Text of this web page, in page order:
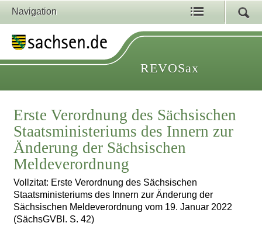
Navigation
REVOSax
Erste Verordnung des Sächsischen
Staatsministeriums des Innern zur
Änderung der Sächsischen
Meldeverordnung
Vollzitat: Erste Verordnung des Sächsischen
Staatsministeriums des Innern zur Änderung der
Sächsischen Meldeverordnung vom 19. Januar 2022
(SächsGVBl. S. 42)